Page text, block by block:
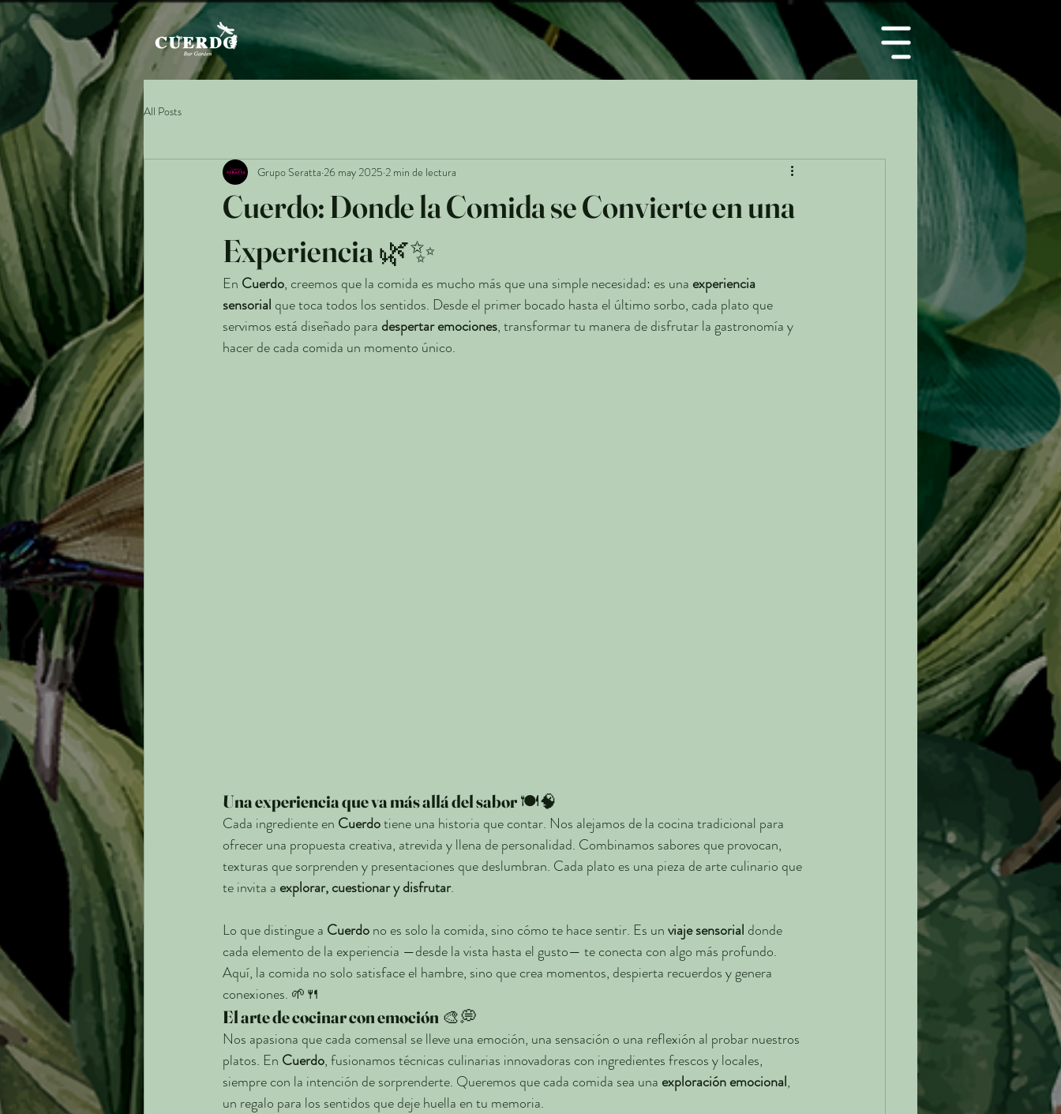
All Posts
Cuerdo: Donde la Comida se Convierte en una
Experiencia 🌿✨
Grupo Seratta 26 may 2025 2 min de lectura
En Cuerdo, creemos que la comida es mucho más que una simple necesidad: es una experiencia
sensorial que toca todos los sentidos. Desde el primer bocado hasta el último sorbo, cada plato que
servimos está diseñado para despertar emociones, transformar tu manera de disfrutar la gastronomía y
hacer de cada comida un momento único.
Una experiencia que va más allá del sabor 🍽️🧠
Cada ingrediente en Cuerdo tiene una historia que contar. Nos alejamos de la cocina tradicional para
ofrecer una propuesta creativa, atrevida y llena de personalidad. Combinamos sabores que provocan,
texturas que sorprenden y presentaciones que deslumbran. Cada plato es una pieza de arte culinario que
te invita a explorar, cuestionar y disfrutar.
Lo que distingue a Cuerdo no es solo la comida, sino cómo te hace sentir. Es un viaje sensorial donde
cada elemento de la experiencia —desde la vista hasta el gusto— te conecta con algo más profundo.
Aquí, la comida no solo satisface el hambre, sino que crea momentos, despierta recuerdos y genera
conexiones. 🌱🍴
El arte de cocinar con emoción 🎨💭
Nos apasiona que cada comensal se lleve una emoción, una sensación o una reflexión al probar nuestros
platos. En Cuerdo, fusionamos técnicas culinarias innovadoras con ingredientes frescos y locales,
siempre con la intención de sorprenderte. Queremos que cada comida sea una exploración emocional,
un regalo para los sentidos que deje huella en tu memoria.